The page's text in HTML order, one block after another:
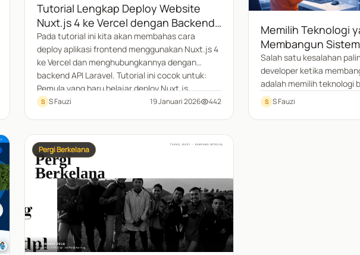
Tutorial Lengkap Deploy Website
Nuxt.js 4 ke Vercel dengan Backend
API
Pada tutorial ini kita akan membahas cara
deploy aplikasi frontend menggunakan Nuxt.js 4
ke Vercel dan menghubungkannya dengan
backend API Laravel. Tutorial ini cocok untuk:
Pemula yang baru belajar deploy Nuxt.js
Developer yang ingin memisahkan frontend dan
S S Fauzi 19 Januari 2026 442
Memilih Teknologi
Membangun
Umum Developer
Menentukannya
Salah satu kesalahan
developer ketika
adalah memilih teknologi
bukan berdasarkan
programmer ingin
terbaru, bahasa yang
S S Fauzi
Pergi Berkelana